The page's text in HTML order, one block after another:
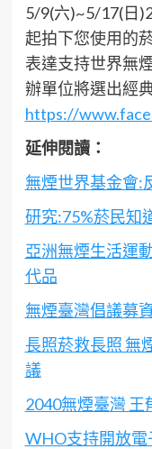
5/9(六)~5/17(日
起拍下您使用的
表達支持世界無
辦單位將選出經
https://
延伸閱讀：
無煙世界基金會:
研究:75%菸民知
亞洲無煙生活運
代品
無煙臺灣倡議募
長照菸救長照 無
議
2040無煙臺灣 王
WHO支持開放電